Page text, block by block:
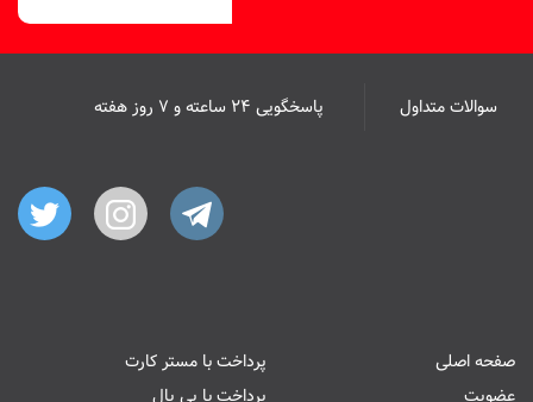
سوالات متداول پاسخگویی ۲۴ ساعته و ۷ روز هفته
صفحه اصلی
عضویت
پرداخت با مستر کارت
پرداخت با پی پال